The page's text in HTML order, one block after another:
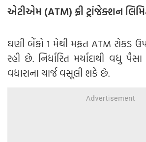
એટીએમ (ATM) ફ્રી ટ્રાંજેક્શન
ઘણી બેંકો 1 મેથી મફત ATM રોકડ
રહી છે. નિર્ધારિત મર્યાદાથી વધુ
વધારાના ચાર્જ વસૂલી શકે છે.